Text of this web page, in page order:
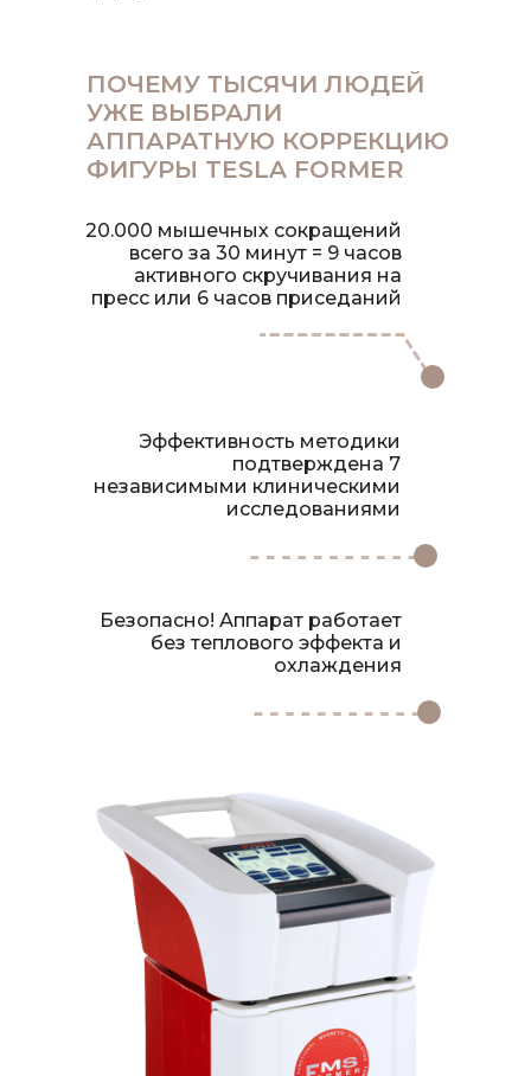
ПОЧЕМУ ТЫСЯЧИ ЛЮДЕЙ
УЖЕ ВЫБРАЛИ
АППАРАТНУЮ КОРРЕКЦИЮ
ФИГУРЫ TESLA FORMER
20.000 мышечных сокращений
всего за 30 минут = 9 часов
активного скручивания на
пресс или 6 часов приседаний
Эффективность методики
подтверждена 7
независимыми клиническими
исследованиями
Безопасно! Аппарат работает
без теплового эффекта и
охлаждения